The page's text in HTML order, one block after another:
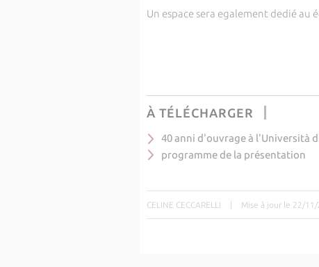
Un espace sera egalement dedié au
À TÉLÉCHARGER
40 anni d'ouvrage à l'Università
programme de la présentation
CELINE CECCARELLI | Mise à jour le 22/11/